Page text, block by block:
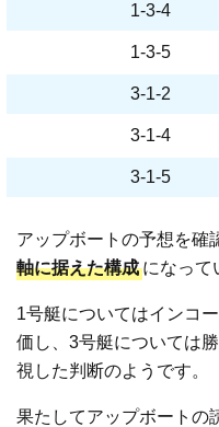
1-3-4
1-3-5
3-1-2
3-1-4
3-1-5
アップボートの予想を確
軸に据えた構成 になって
1号艇についてはインコ
価し、3号艇については
視した判断のようです。
果たしてアップボートの